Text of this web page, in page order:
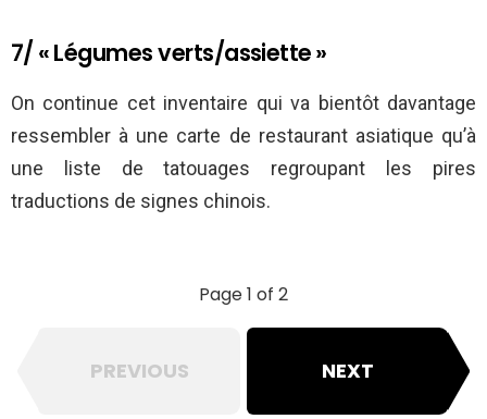
7/ « Légumes verts/assiette »
On continue cet inventaire qui va bientôt davantage
ressembler à une carte de restaurant asiatique qu’à
une liste de tatouages regroupant les pires
traductions de signes chinois.
Page 1 of 2
PREVIOUS NEXT